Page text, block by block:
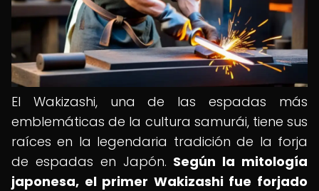
El Wakizashi, una de las espadas más
emblemáticas de la cultura samurái, tiene sus
raíces en la legendaria tradición de la forja
de espadas en Japón. Según la mitología
japonesa, el primer Wakizashi fue forjado